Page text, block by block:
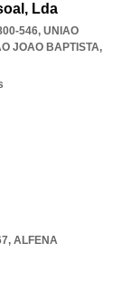
Lda
546, UNIAO
JOAO BAPTISTA,
, ALFENA